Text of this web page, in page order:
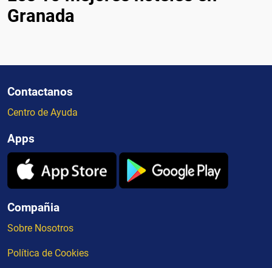
Granada
Contactanos
Centro de Ayuda
Apps
Compañia
Sobre Nosotros
Política de Cookies